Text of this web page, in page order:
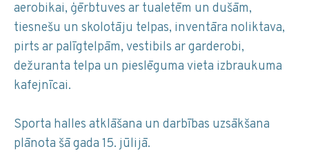
aerobikai, ģērbtuves ar tualetēm un dušām,
tiesnešu un skolotāju telpas, inventāra noliktava,
pirts ar palīgtelpām, vestibils ar garderobi,
dežuranta telpa un pieslēguma vieta izbraukuma
kafejnīcai.
Sporta halles atklāšana un darbības uzsākšana
plānota šā gada 15. jūlijā.